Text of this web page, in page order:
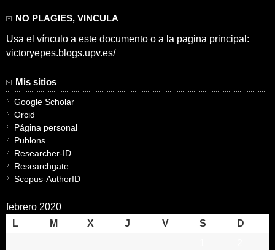
NO PLAGIES, VINCULA
Usa el vínculo a este documento o a la pagina principal:
victoryepes.blogs.upv.es/
Mis sitios
Google Scholar
Orcid
Página personal
Publons
Researcher-ID
Researchgate
Scopus-AuthorID
febrero 2020
L
M X J V S
D